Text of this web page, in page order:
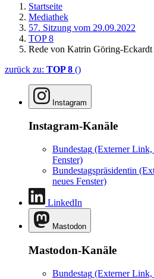
Startseite
Mediathek
57. Sitzung vom 29.09.2022
TOP 8
Rede von Katrin Göring-Eckardt
zurück zu: TOP 8 ()
Instagram
Instagram-Kanäle
Bundestag (Externer
Fenster)
Bundestagspräsidentin
neues Fenster)
LinkedIn
Mastodon
Mastodon-Kanäle
Bundestag (Externer